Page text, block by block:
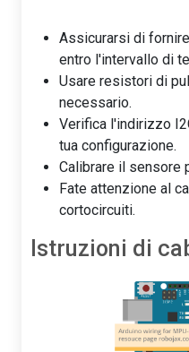
Assicurarsi di
entro l'intervallo di
Usare resistori di
necessario.
Verifica l'indirizzo
tua configurazione.
Calibrare il sensore
Fate attenzione al
cortocircuiti.
Istruzioni di